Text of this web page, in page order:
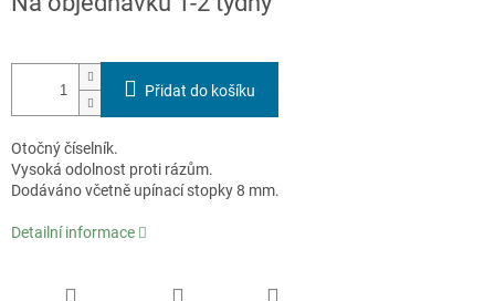
cena:
Přidat do košíku
Otočný číselník.
Vysoká odolnost proti rázům.
Dodáváno včetně upínací stopky 8 mm.
Detailní informace